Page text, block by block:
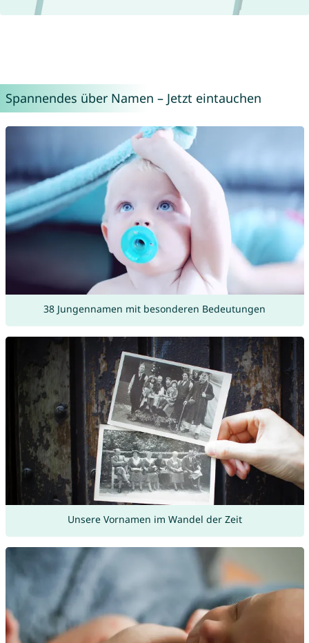
Spannendes über Namen – Jetzt eintauchen
38 Jungennamen mit besonderen Bedeutungen
Unsere Vornamen im Wandel der Zeit